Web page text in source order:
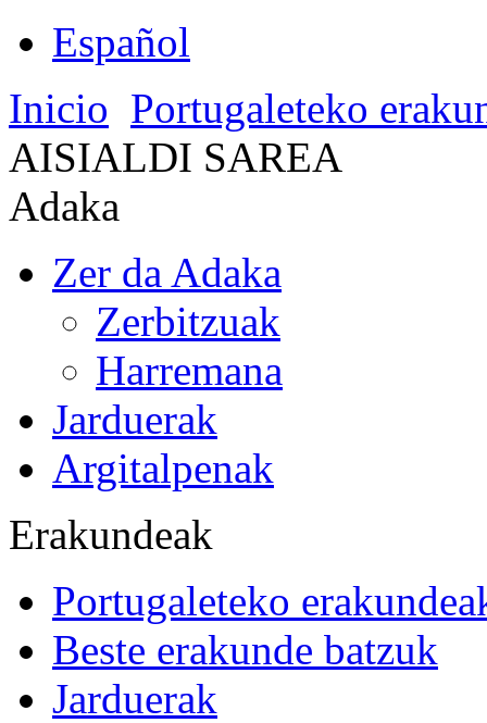
Español
Inicio Portugaleteko
AISIALDI SAREA
Adaka
Zer da Adaka
Zerbitzuak
Harremana
Jarduerak
Argitalpenak
Erakundeak
Portugaleteko
Beste erakunde batzuk
Jarduerak